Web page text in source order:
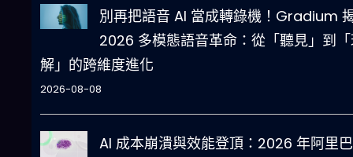
別再把語音 AI 當成轉錄機！Gradium
2026 多模態語音革命：從「聽見」到
解」的跨維度進化
2026-08-08
AI 成本崩潰與效能登頂：2026 年阿里